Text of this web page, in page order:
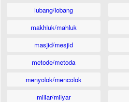
lubang/lobang
makhluk/mahluk
masjid/mesjid
metode/metoda
menyolok/mencolok
miliar/milyar